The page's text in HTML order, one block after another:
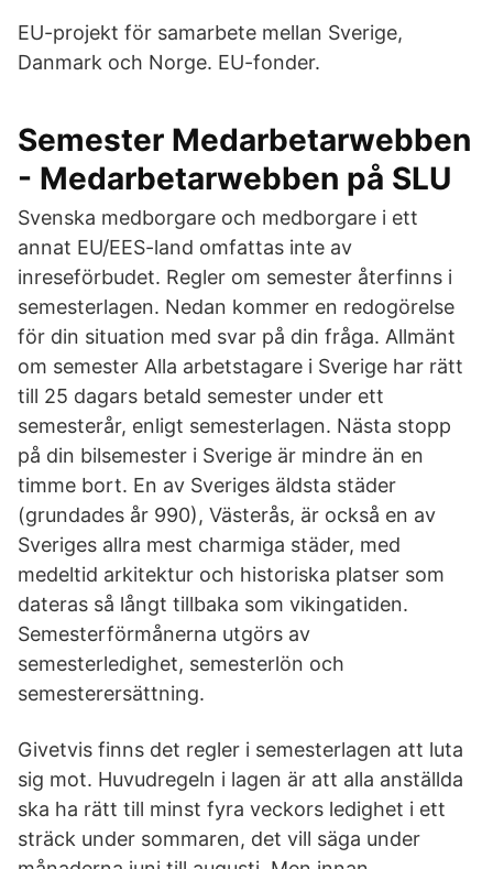
EU-projekt för samarbete mellan Sverige,
Danmark och Norge. EU-fonder.
Semester Medarbetarwebben
- Medarbetarwebben på SLU
Svenska medborgare och medborgare i ett
annat EU/EES-land omfattas inte av
inreseförbudet. Regler om semester återfinns i
semesterlagen. Nedan kommer en redogörelse
för din situation med svar på din fråga. Allmänt
om semester Alla arbetstagare i Sverige har rätt
till 25 dagars betald semester under ett
semesterår, enligt semesterlagen. Nästa stopp
på din bilsemester i Sverige är mindre än en
timme bort. En av Sveriges äldsta städer
(grundades år 990), Västerås, är också en av
Sveriges allra mest charmiga städer, med
medeltid arkitektur och historiska platser som
dateras så långt tillbaka som vikingatiden.
Semesterförmånerna utgörs av
semesterledighet, semesterlön och
semesterersättning.
Givetvis finns det regler i semesterlagen att luta
sig mot. Huvudregeln i lagen är att alla anställda
ska ha rätt till minst fyra veckors ledighet i ett
sträck under sommaren, det vill säga under